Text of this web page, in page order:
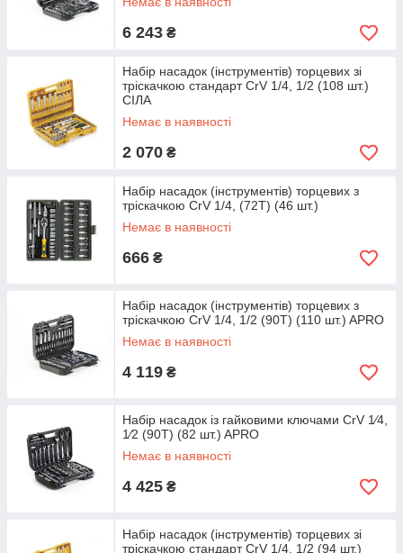
6 243 ₴
Набір насадок (інструментів) торцевих зі
тріскачкою стандарт CrV 1/4, 1/2 (108 шт.)
СІЛА
Немає в наявності
2 070 ₴
Набір насадок (інструментів) торцевих з
тріскачкою CrV 1/4, (72Т) (46 шт.)
Немає в наявності
666 ₴
Набір насадок (інструментів) торцевих з
тріскачкою CrV 1/4, 1/2 (90Т) (110 шт.) APRO
Немає в наявності
4 119 ₴
Набір насадок із гайковими ключами CrV 1⁄4,
1⁄2 (90Т) (82 шт.) APRO
Немає в наявності
4 425 ₴
Набір насадок (інструментів) торцевих зі
тріскачкою стандарт CrV 1/4, 1/2 (94 шт.)